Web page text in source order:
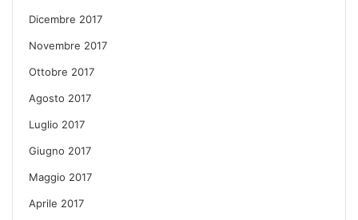
Dicembre 2017
Novembre 2017
Ottobre 2017
Agosto 2017
Luglio 2017
Giugno 2017
Maggio 2017
Aprile 2017